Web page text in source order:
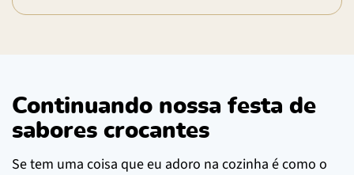
Continuando nossa festa de
sabores crocantes
Se tem uma coisa que eu adoro na cozinha é como o